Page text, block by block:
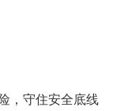
，守住安全底线